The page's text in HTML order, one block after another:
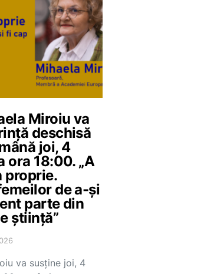
Miroiu va
deschisă
joi, 4
ora 18:00. „A
proprie.
de a-și
parte din
știință”
va susține joi, 4